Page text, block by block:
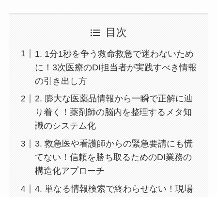
目次
1. 1分1秒を争う救命救急で迷わないため
に！3次医療のDI担当者が実践すべき情報
の引き出し方
2. 膨大な医薬品情報から一瞬で正解に辿
り着く！薬剤師の脳内を整理するメタ知
識のシステム化
3. 救急医や看護師からの緊急要請にも慌
てない！信頼を勝ち取るためのDI業務の
構造化アプローチ
4. 単なる情報検索で終わらせない！現場